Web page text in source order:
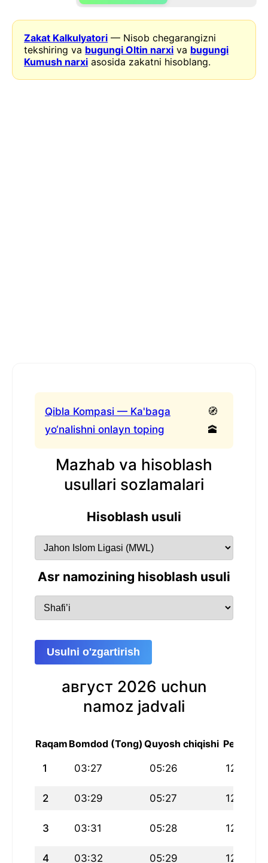
Zakat Kalkulyatori — Nisob chegarangizni
tekshiring va bugungi Oltin narxi va bugungi
Kumush narxi asosida zakatni hisoblang.
Qibla Kompasi — Ka'baga
yo‘nalishni onlayn toping
🧭
🕋
Mazhab va hisoblash
usullari sozlamalari
Hisoblash usuli
Asr namozining hisoblash usuli
Usulni o'zgartirish
август 2026 uchun
namoz jadvali
Raqam Bomdod (Tong) Quyosh chiqishi Peshin
1 03:27 05:26 12:42
2 03:29 05:27 12:42
3 03:31 05:28 12:42
4 03:32 05:29 12:41